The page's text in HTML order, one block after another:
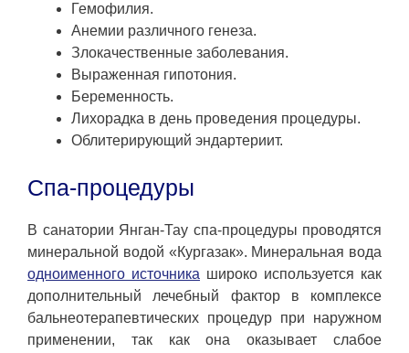
Гемофилия.
Анемии различного генеза.
Злокачественные заболевания.
Выраженная гипотония.
Беременность.
Лихорадка в день проведения процедуры.
Облитерирующий эндартериит.
Спа-процедуры
В санатории Янган-Тау спа-процедуры проводятся
минеральной водой «Кургазак». Минеральная вода
одноименного источника широко используется как
дополнительный лечебный фактор в комплексе
бальнеотерапевтических процедур при наружном
применении, так как она оказывает слабое